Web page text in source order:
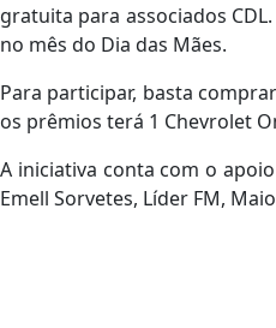
gratuita para associados
no mês do Dia das Mães.
Para participar, basta
os prêmios terá 1 Chevrolet
A iniciativa conta com o
Emell Sorvetes, Líder FM,